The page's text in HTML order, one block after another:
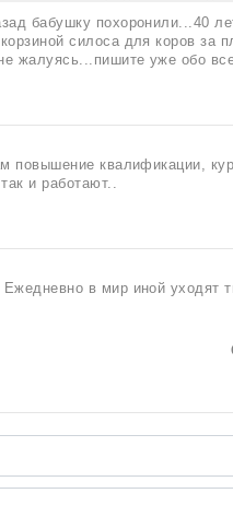
бабушку похоронили...40
силоса для коров за
жалуясь...пишите уже обо
повышение квалификации,
и работают..
в мир иной уходят